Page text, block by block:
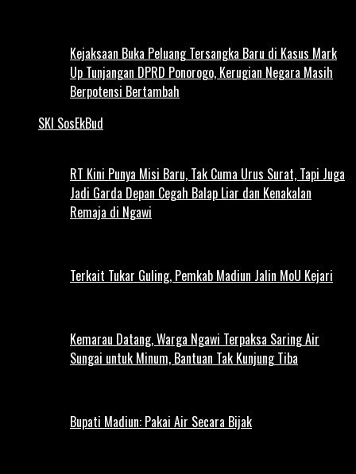
Kejaksaan Buka Peluang Tersangka Baru di Kasus Mark
Up Tunjangan DPRD Ponorogo, Kerugian Negara Masih
Berpotensi Bertambah
SKI SosEkBud
RT Kini Punya Misi Baru, Tak Cuma Urus Surat, Tapi Juga
Jadi Garda Depan Cegah Balap Liar dan Kenakalan
Remaja di Ngawi
Terkait Tukar Guling, Pemkab Madiun Jalin MoU Kejari
Kemarau Datang, Warga Ngawi Terpaksa Saring Air
Sungai untuk Minum, Bantuan Tak Kunjung Tiba
Bupati Madiun: Pakai Air Secara Bijak